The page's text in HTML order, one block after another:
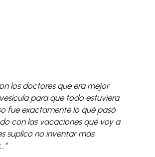
los doctores que era mejor
para que todo estuviera
fue exactamente lo qué pasó
con las vacaciones qué voy a
suplico no inventar más